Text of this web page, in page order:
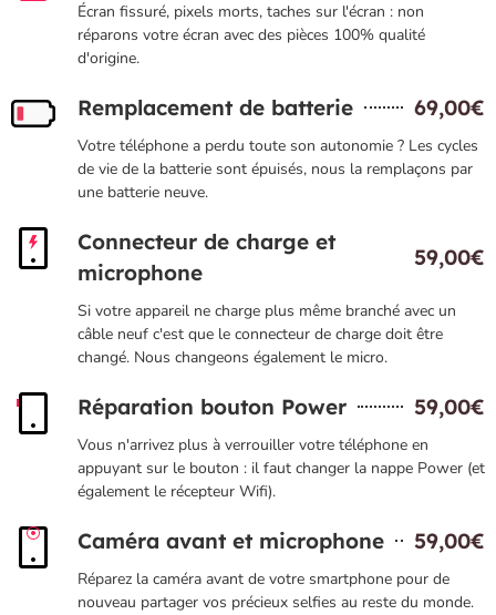
Écran fissuré, pixels morts, taches sur l'écran : non
réparons votre écran avec des pièces 100% qualité
d'origine.
Remplacement de batterie 69,00€
Votre téléphone a perdu toute son autonomie ? Les cycles
de vie de la batterie sont épuisés, nous la remplaçons par
une batterie neuve.
Connecteur de charge et
microphone
59,00€
Si votre appareil ne charge plus même branché avec un
câble neuf c'est que le connecteur de charge doit être
changé. Nous changeons également le micro.
Réparation bouton Power 59,00€
Vous n'arrivez plus à verrouiller votre téléphone en
appuyant sur le bouton : il faut changer la nappe Power (et
également le récepteur Wifi).
Caméra avant et microphone 59,00€
Réparez la caméra avant de votre smartphone pour de
nouveau partager vos précieux selfies au reste du monde.